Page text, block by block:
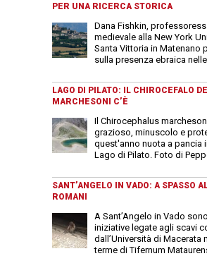
PER UNA RICERCA STORICA
Dana Fishkin,
medievale alla New York
Santa Vittoria in Matenano
sulla presenza ebraica
LAGO DI PILATO: IL CHIROCEFALO
MARCHESONI C’È
Il Chirocephalus
grazioso, minuscolo e
quest'anno nuota a pancia
Lago di Pilato. Foto di
SANT’ANGELO IN VADO: A SPASSO
ROMANI
A Sant’Angelo in Vado
iniziative legate agli scavi
dall’Università di Macerata
terme di Tifernum